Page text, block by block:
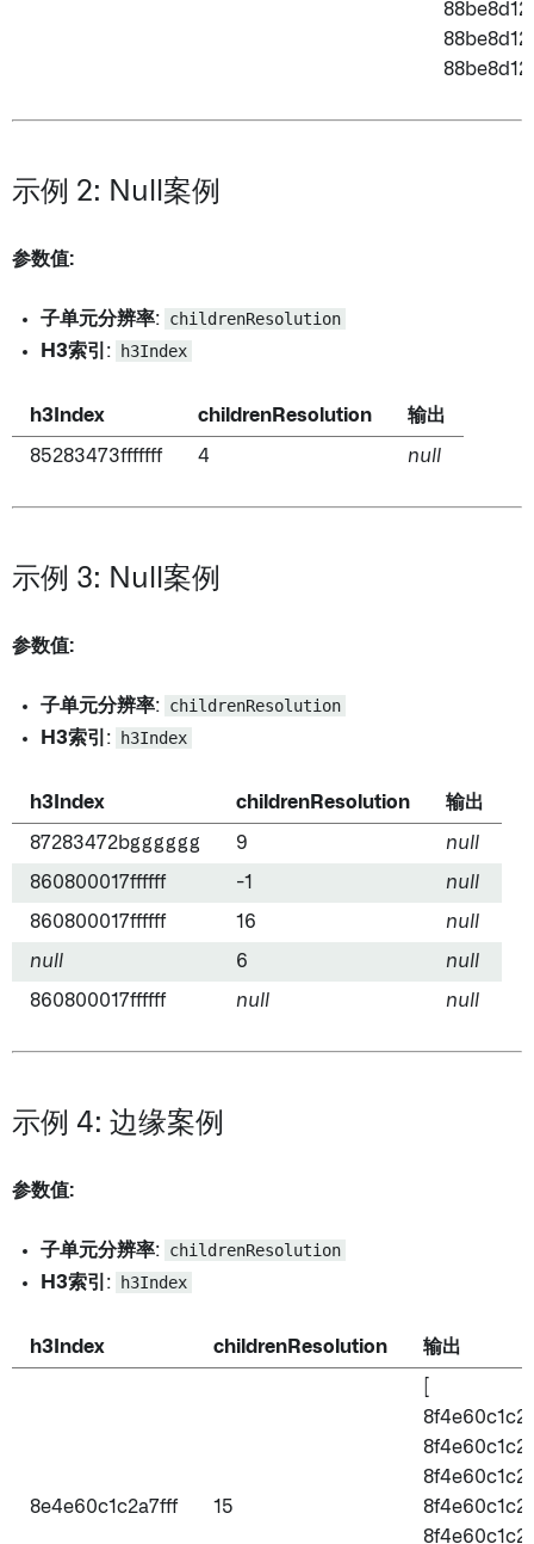
示例 2: Null案例
参数值:
子单元分辨率: childrenResolution
H3索引 : h3Index
h3Index childrenResolution 输出
85283473fffffff 4 null
示例 3: Null案例
参数值:
子单元分辨率: childrenResolution
H3索引 : h3Index
h3Index childrenResolution 输出
87283472bgggggg 9 null
860800017ffffff -1 null
860800017ffffff 16 null
null 6 null
860800017ffffff null null
示例 4: 边缘案例
参数值:
子单元分辨率: childrenResolution
H3索引 : h3Index
h3Index childrenResolution 输出
8e4e60c1c2a7fff 15